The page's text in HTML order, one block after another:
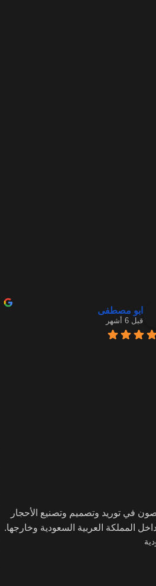
ابو مصطفى
قبل 6 أشهر
في توريد وتصميم وتصنيع الأحجار
داخل المملكة العربية السعودية وخارجها.